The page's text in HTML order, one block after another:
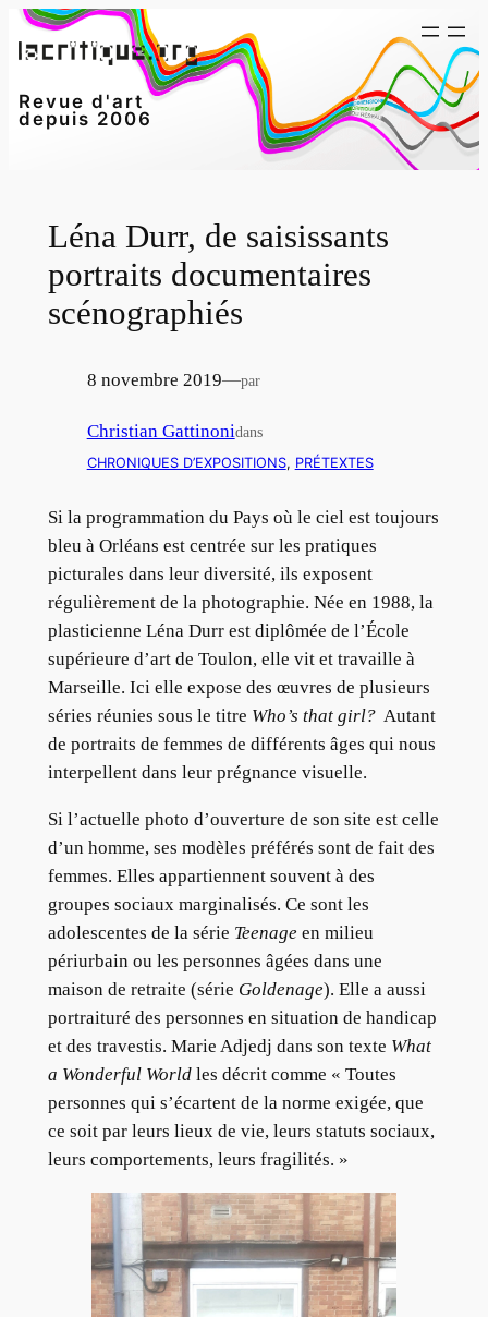
Aller
au
Revue d'art
depuis 2006
Léna Durr, de saisissants
portraits documentaires
scénographiés
8 novembre 2019—par
Christian Gattinonidans
CHRONIQUES D’EXPOSITIONS, PRÉTEXTES
Si la programmation du Pays où le ciel est toujours
bleu à Orléans est centrée sur les pratiques
picturales dans leur diversité, ils exposent
régulièrement de la photographie. Née en 1988, la
plasticienne Léna Durr est diplômée de l’École
supérieure d’art de Toulon, elle vit et travaille à
Marseille. Ici elle expose des œuvres de plusieurs
séries réunies sous le titre Who’s that girl? Autant
de portraits de femmes de différents âges qui nous
interpellent dans leur prégnance visuelle.
Si l’actuelle photo d’ouverture de son site est celle
d’un homme, ses modèles préférés sont de fait des
femmes. Elles appartiennent souvent à des
groupes sociaux marginalisés. Ce sont les
adolescentes de la série Teenage en milieu
périurbain ou les personnes âgées dans une
maison de retraite (série Goldenage). Elle a aussi
portraituré des personnes en situation de handicap
et des travestis. Marie Adjedj dans son texte What
a Wonderful Worldles décrit comme « Toutes
personnes qui s’écartent de la norme exigée, que
ce soit par leurs lieux de vie, leurs statuts sociaux,
leurs comportements, leurs fragilités. »